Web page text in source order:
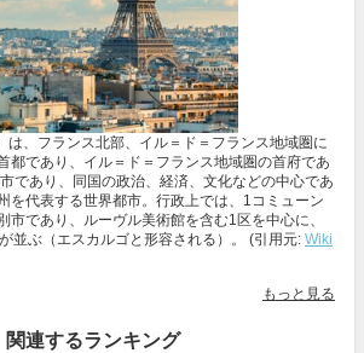
は、フランス北部、イル＝ド＝フランス地域圏に
都であり、イル＝ド＝フランス地域圏の首府であ
であり、同国の政治、経済、文化などの中心であ
を代表する世界都市。行政上では、1コミューン
市であり、ルーヴル美術館を含む1区を中心に、
並ぶ（エスカルゴと形容される）。 (引用元: Wiki
もっと見る
関連するランキング